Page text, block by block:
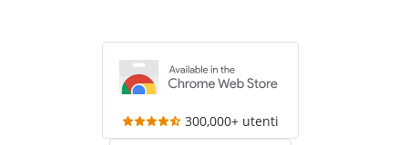
300,000+ utenti